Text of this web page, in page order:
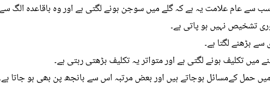
سے عام علامت یہ ہے کہ گلے میں سوجن ہونے لگتی ہے اور وہ باقاعدہ الگ
تشخیص نہیں ہو پاتی ہے۔
سے بڑھنے لگتا ہے۔
میں تکلیف ہونے لگتی ہے اور متواتر یہ تکلیف بڑھتی رہتی ہے۔
حمل کےمسائل ہوجاتے ہیں اور بعض مرتبہ اس سے بانجھ پن بھی ہو جاتا